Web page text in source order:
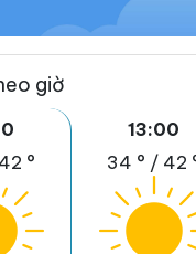
giờ
42 °
13:00
34 ° / 42